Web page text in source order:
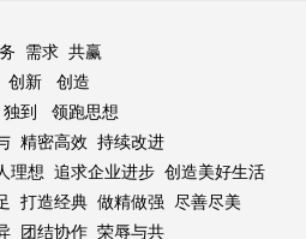
需求 共赢
创新 创造
到 领跑思想
精密高效 持续改进
理想 追求企业进步 创造美好生活
打造经典 做精做强 尽善尽美
团结协作 荣辱与共